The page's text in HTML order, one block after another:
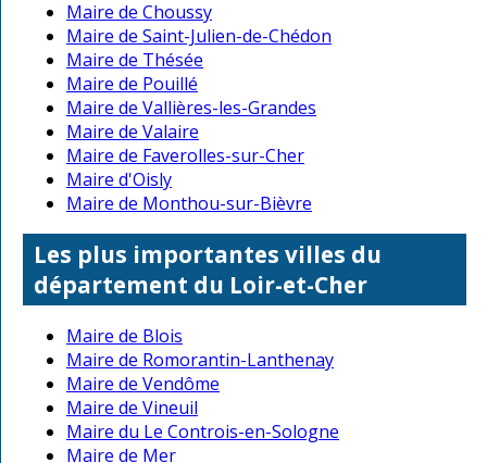
Maire de Choussy
Maire de Saint-Julien-de-Chédon
Maire de Thésée
Maire de Pouillé
Maire de Vallières-les-Grandes
Maire de Valaire
Maire de Faverolles-sur-Cher
Maire d'Oisly
Maire de Monthou-sur-Bièvre
Les plus importantes villes du
département du Loir-et-Cher
Maire de Blois
Maire de Romorantin-Lanthenay
Maire de Vendôme
Maire de Vineuil
Maire du Le Controis-en-Sologne
Maire de Mer